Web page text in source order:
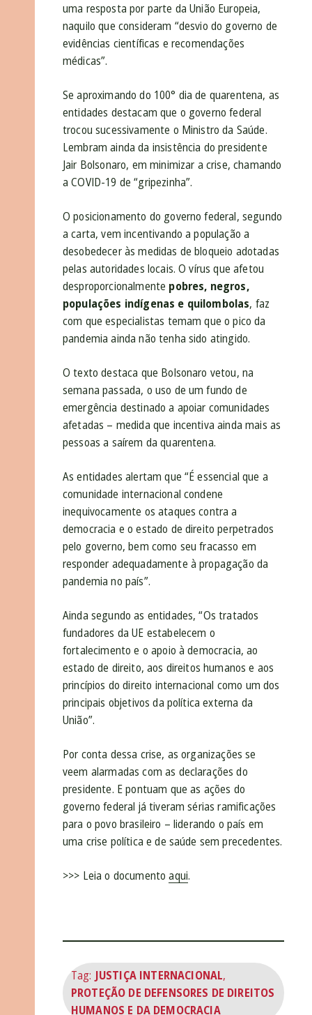
uma resposta por parte da União Europeia,
naquilo que consideram “desvio do governo de
evidências científicas e recomendações
médicas”.
Se aproximando do 100° dia de quarentena, as
entidades destacam que o governo federal
trocou sucessivamente o Ministro da Saúde.
Lembram ainda da insistência do presidente
Jair Bolsonaro, em minimizar a crise, chamando
a COVID-19 de “gripezinha”.
O posicionamento do governo federal, segundo
a carta, vem incentivando a população a
desobedecer às medidas de bloqueio adotadas
pelas autoridades locais. O vírus que afetou
desproporcionalmente pobres, negros,
populações indígenas e quilombolas, faz
com que especialistas temam que o pico da
pandemia ainda não tenha sido atingido.
O texto destaca que Bolsonaro vetou, na
semana passada, o uso de um fundo de
emergência destinado a apoiar comunidades
afetadas – medida que incentiva ainda mais as
pessoas a saírem da quarentena.
As entidades alertam que “É essencial que a
comunidade internacional condene
inequivocamente os ataques contra a
democracia e o estado de direito perpetrados
pelo governo, bem como seu fracasso em
responder adequadamente à propagação da
pandemia no país”.
Ainda segundo as entidades, “Os tratados
fundadores da UE estabelecem o
fortalecimento e o apoio à democracia, ao
estado de direito, aos direitos humanos e aos
princípios do direito internacional como um dos
principais objetivos da política externa da
União”.
Por conta dessa crise, as organizações se
veem alarmadas com as declarações do
presidente. E pontuam que as ações do
governo federal já tiveram sérias ramificações
para o povo brasileiro – liderando o país em
uma crise política e de saúde sem precedentes.
>>> Leia o documentoaqui.
Tag: JUSTIÇA INTERNACIONAL,
PROTEÇÃO DE DEFENSORES DE DIREITOS
HUMANOS E DA DEMOCRACIA